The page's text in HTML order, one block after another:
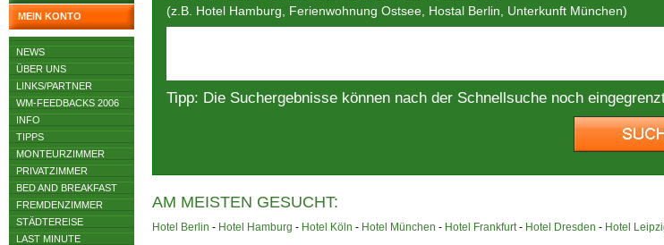
MEIN KONTO
NEWS
ÜBER UNS
LINKS/PARTNER
WM-FEEDBACKS 2006
INFO
TIPPS
MONTEURZIMMER
PRIVATZIMMER
BED AND BREAKFAST
FREMDENZIMMER
STÄDTEREISE
LAST MINUTE
(z.B. Hotel Hamburg, Ferienwohnung Ostsee, Hostal Berlin, Unterkunft München)
Tipp: Die Suchergebnisse können nach der Schnellsuche noch
AM MEISTEN GESUCHT:
Hotel Berlin - Hotel Hamburg - Hotel Köln - Hotel München - Hotel Frankfurt- Hotel Dresden - Hotel